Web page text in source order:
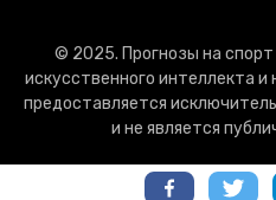
© 2025. Прогнозы на
искусственного интеллекта
предоставляется
и не является
Политика